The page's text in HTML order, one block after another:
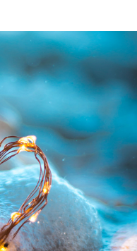
ター #60n
showup
日は視野が広がりやすく
目を向けたり、探究心
ュニケーションが大切
話をしたり、普段は話
には良いタイミングで
。今日は心の充実感を
ことん楽しみましょ